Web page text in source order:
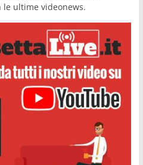
le ultime videonews.